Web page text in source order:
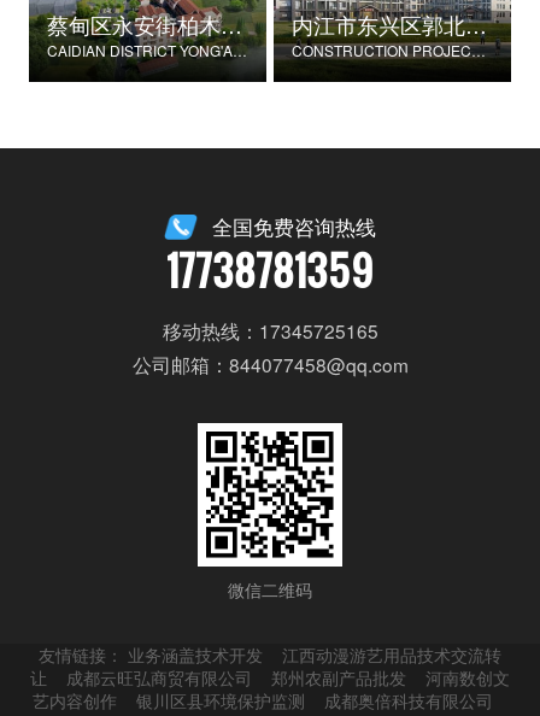
蔡甸区永安街柏木村郭家庄湾省级美丽乡村试点建设项目
CAIDIAN DISTRICT YONG'AN STREET CYPRESS VILLAGE GUOJIAZHUANG BAY PROVINCIAL BEAUTIFUL VILLAGE PILOT CONSTRUCTION PROJECT
内江市东兴区郭北养老服务中心建设项目
CONSTRUCTION PROJECT OF GUOBEI ELDERLY SERVICE CENTER IN DONGXING DISTRICT, NEIJIANG CITY
全国免费咨询热线
17738781359
移动热线：17345725165
公司邮箱：844077458@qq.com
微信二维码
友情链接： 业务涵盖技术开发
江西动漫游艺用品技术交流转
让
成都云旺弘商贸有限公司 郑州农副产品批发
河南数创文
艺内容创作
银川区县环境保护监测
成都奥倍科技有限公司